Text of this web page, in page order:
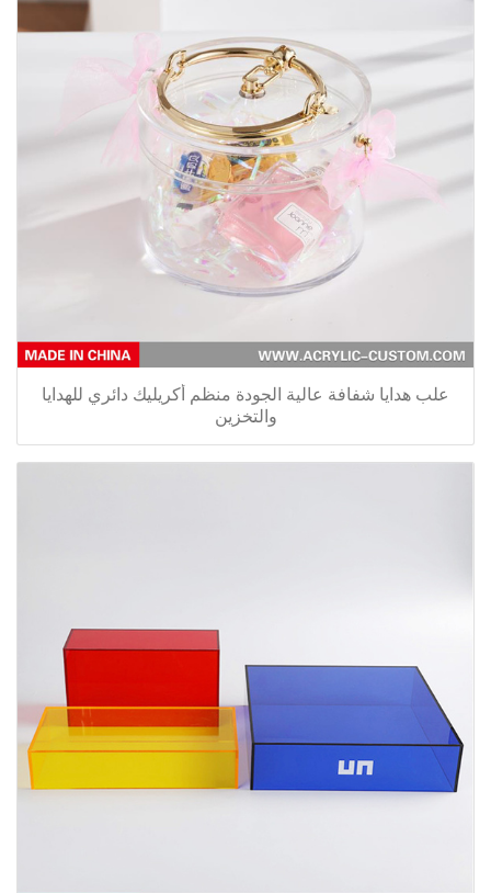
علب هدايا شفافة عالية الجودة منظم أكريليك دائري للهدايا
والتخزين